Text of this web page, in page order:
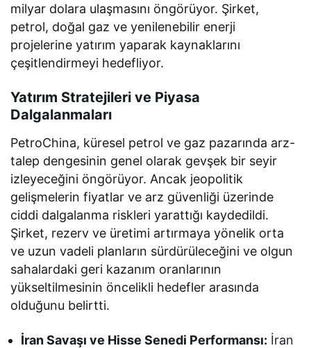
milyar dolara ulaşmasını öngörüyor. Şirket,
petrol, doğal gaz ve yenilenebilir enerji
projelerine yatırım yaparak kaynaklarını
çeşitlendirmeyi hedefliyor.
Yatırım Stratejileri ve Piyasa
Dalgalanmaları
PetroChina, küresel petrol ve gaz pazarında arz-
talep dengesinin genel olarak gevşek bir seyir
izleyeceğini öngörüyor. Ancak jeopolitik
gelişmelerin fiyatlar ve arz güvenliği üzerinde
ciddi dalgalanma riskleri yarattığı kaydedildi.
Şirket, rezerv ve üretimi artırmaya yönelik orta
ve uzun vadeli planların sürdürüleceğini ve olgun
sahalardaki geri kazanım oranlarının
yükseltilmesinin öncelikli hedefler arasında
olduğunu belirtti.
İran Savaşı ve Hisse Senedi Performansı: İran